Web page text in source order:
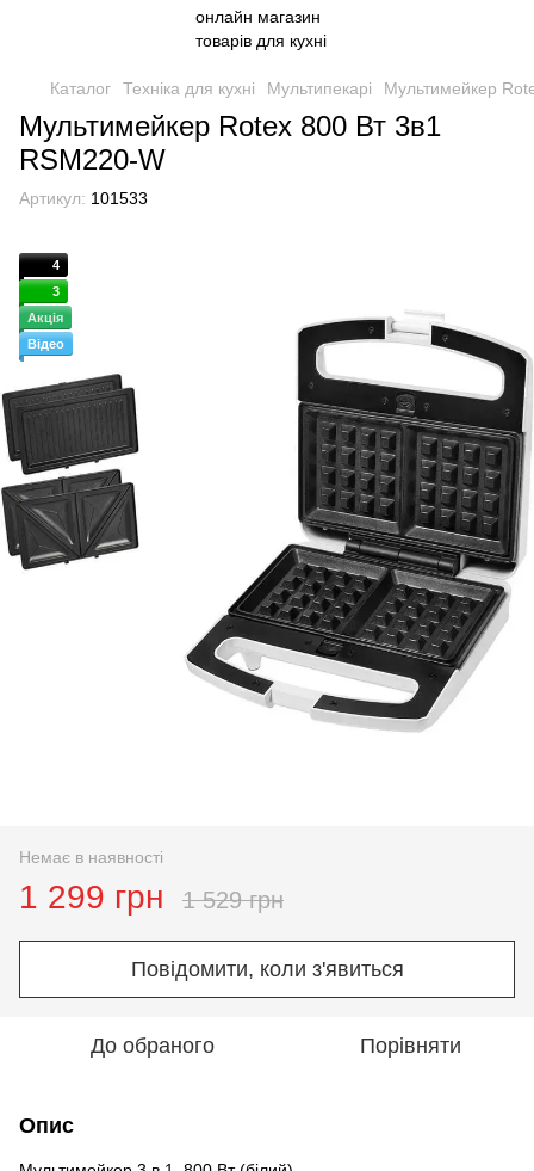
Каталог Техніка для кухні Мультипекарі Мультимейкер
Мультимейкер Rotex 800 Вт 3в1
RSM220-W
Артикул: 101533
4
3
Акція
Відео
Немає в наявності
1 299 грн 1 529 грн
Повідомити, коли з'явиться
До обраного Порівняти
Опис